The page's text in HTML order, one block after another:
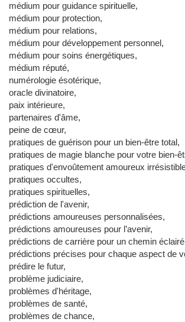
médium pour guidance spirituelle,
médium pour protection,
médium pour relations,
médium pour développement personnel,
médium pour soins énergétiques,
médium réputé,
numérologie ésotérique,
oracle divinatoire,
paix intérieure,
partenaires d'âme,
peine de cœur,
pratiques de guérison pour un bien-être total,
pratiques de magie blanche pour votre bien-
pratiques d'envoûtement amoureux
pratiques occultes,
pratiques spirituelles,
prédiction de l'avenir,
prédictions amoureuses personnalisées,
prédictions amoureuses pour l’avenir,
prédictions de carrière pour un chemin
prédictions précises pour chaque aspect de
prédire le futur,
problème judiciaire,
problèmes d'héritage,
problèmes de santé,
problèmes de chance,